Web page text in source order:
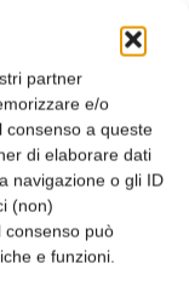
partner
e/o
consenso a queste
di elaborare dati
navigazione o gli ID
(non)
consenso può
e funzioni.
e,
di un
per me
una
e delicata
con il
di oltre 70